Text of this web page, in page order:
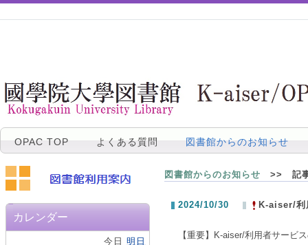
OPAC TOP よくある質問 図書館からのお知らせ
カレンダー
今日 明日
図書館からのお知らせ >> 記
2024/10/30 K-aiser/利
【重要】 K-aiser/利用者サービ